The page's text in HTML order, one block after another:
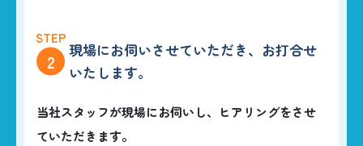
2 現場にお伺いさせていただき、 お打合せ
いたします。
当社スタッフが現場にお伺いし、ヒアリングをさせ
ていただきます。